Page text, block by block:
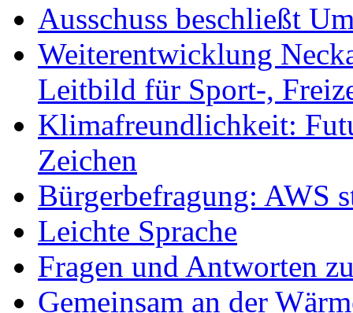
Ausschuss beschließt
Weiterentwicklung
Leitbild für Sport-,
Klimafreundlichkeit:
Zeichen
Bürgerbefragung: AWS
Leichte Sprache
Fragen und Antworten
Gemeinsam an der